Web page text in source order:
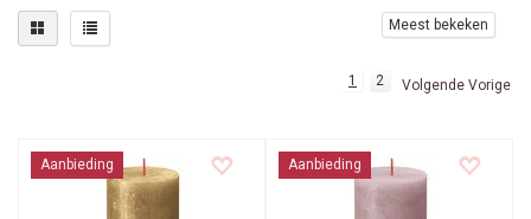
Meest bekeken
1 2 Volgende Vorige
Aanbieding Aanbieding